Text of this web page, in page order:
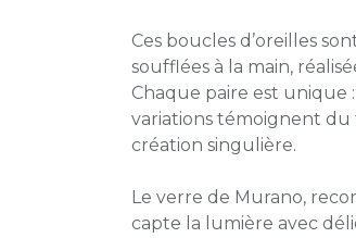
Ces boucles d’oreilles
soufflées à la main,
Chaque paire est unique
variations témoignent
création singulière.
Le verre de Murano,
capte la lumière avec